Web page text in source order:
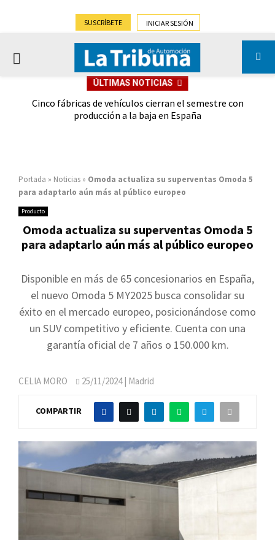
SUSCRÍBETE INICIAR SESIÓN
PRIMARY
ÚLTIMAS NOTICIAS
Cinco fábricas de vehículos cierran el semestre con
producción a la baja en España
Portada » Noticias » Omoda actualiza su superventas Omoda 5
para adaptarlo aún más al público europeo
Producto
Omoda actualiza su superventas Omoda 5
para adaptarlo aún más al público europeo
Disponible en más de 65 concesionarios en España,
el nuevo Omoda 5 MY2025 busca consolidar su
éxito en el mercado europeo, posicionándose como
un SUV competitivo y eficiente. Cuenta con una
garantía oficial de 7 años o 150.000 km.
CELIA MORO 25/11/2024| Madrid
COMPARTIR